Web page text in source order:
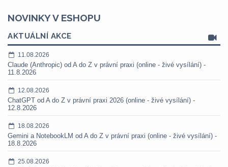
NOVINKY V ESHOPU
AKTUÁLNÍ AKCE
11.08.2026
Claude (Anthropic) od A do Z v právní praxi (online - živé vysílání) -
11.8.2026
12.08.2026
ChatGPT od A do Z v právní praxi 2026 (online - živé vysílání) -
12.8.2026
18.08.2026
Gemini a NotebookLM od A do Z v právní praxi (online - živé vysílání) -
18.8.2026
25.08.2026